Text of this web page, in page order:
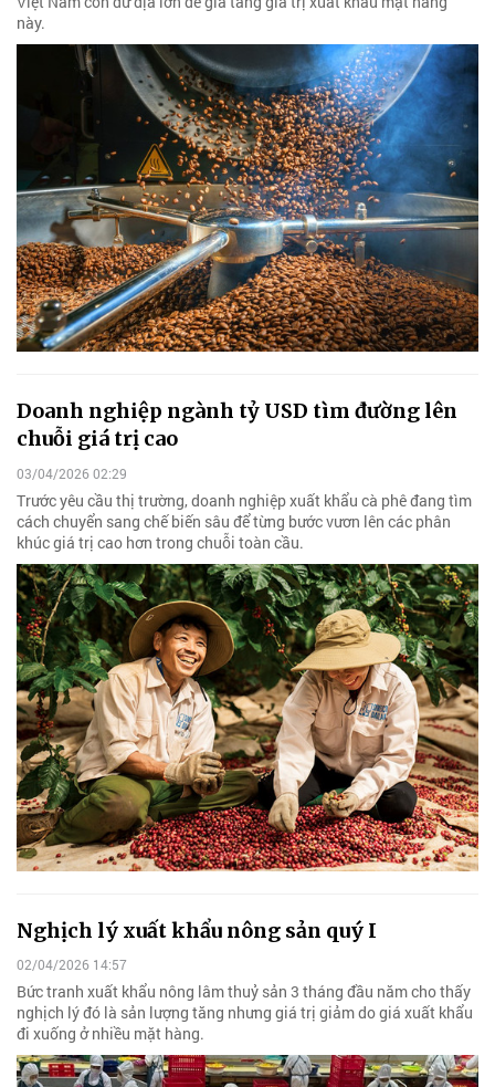
này.
Doanh nghiệp ngành tỷ USD tìm đường lên
chuỗi giá trị cao
03/04/2026 02:29
Trước yêu cầu thị trường, doanh nghiệp xuất khẩu cà phê đang tìm
cách chuyển sang chế biến sâu để từng bước vươn lên các phân
khúc giá trị cao hơn trong chuỗi toàn cầu.
Nghịch lý xuất khẩu nông sản quý I
02/04/2026 14:57
Bức tranh xuất khẩu nông lâm thuỷ sản 3 tháng đầu năm cho thấy
nghịch lý đó là sản lượng tăng nhưng giá trị giảm do giá xuất khẩu
đi xuống ở nhiều mặt hàng.